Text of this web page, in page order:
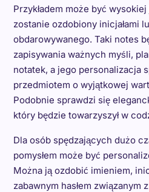
Przykładem może być
zostanie ozdobiony inicjałami
obdarowywanego. Taki notes
zapisywania ważnych myśli,
notatek, a jego personalizacja
przedmiotem o wyjątkowej
Podobnie sprawdzi się
który będzie towarzyszył w
Dla osób spędzających dużo
pomysłem może być
Można ją ozdobić imieniem,
zabawnym hasłem związanym